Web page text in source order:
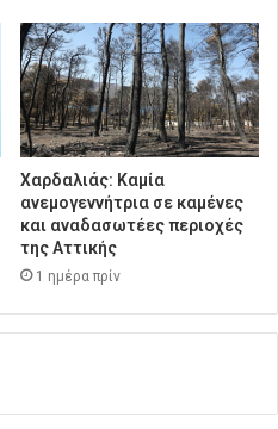
Χαρδαλιάς: Καμία
ανεμογεννήτρια σε καμένες
και αναδασωτέες περιοχές
της Αττικής
1 ημέρα πρίν